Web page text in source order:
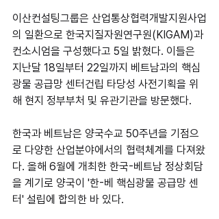
이산컨설팅그룹은 산업통상협력개발지원사업
의 일환으로 한국지질자원연구원(KIGAM)과
컨소시엄을 구성했다고 5일 밝혔다. 이들은
지난달 18일부터 22일까지 베트남과의 핵심
광물 공급망 센터건립 타당성 사전기획을 위
해 현지 정부부처 및 유관기관을 방문했다.
한국과 베트남은 양국수교 50주년을 기점으
로 다양한 산업분야에서의 협력체계를 다져왔
다. 올해 6월에 개최한 한국-베트남 정상회담
을 계기로 양국이 '한-베 핵심광물 공급망 센
터' 설립에 합의한 바 있다.